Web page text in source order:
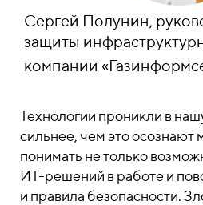
Сергей Полунин, р
защиты
компании
Технологии проникли в
сильнее, чем это
понимать не только
ИТ-решений в работе и
и правила безопасности.